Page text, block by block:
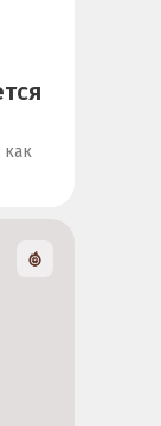
как